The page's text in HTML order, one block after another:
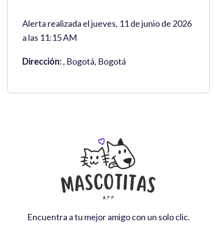
Alerta realizada el jueves, 11 de junio de 2026
a las 11:15 AM
Dirección:, Bogotá, Bogotá
Encuentra a tu mejor amigo con un solo clic.